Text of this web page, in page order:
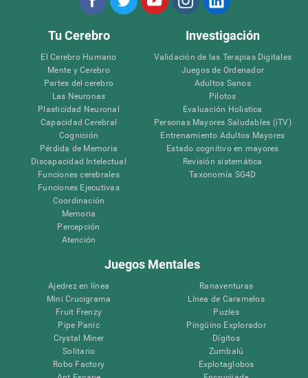
Tu Cerebro
El Cerebro Humano
Mente y Cerebro
Partes del cerebro
Las Neuronas
Plasticidad Neuronal
Capacidad Cerebral
Cognición
Pérdida de Memoria
Discapacidad Intelectual
Funciones cerebrales
Funciones Ejecutivas
Coordinación
Memoria
Percepción
Atención
Investigación
Validación de las Terapias Digitales
Juegos de Ordenador
Adultos Sanos
Pilotos
Evaluación Holistica
Personas Mayores Saludables (iTV)
Entrenamiento Adultos Mayores
Estado cognitivo en mayores
Revisión sistemática
Taxonomía SG4D
Juegos Mentales
Ajedrez en línea
Mini Crucigrama
Fruit Frenzy
Pipe Panic
Crystal Miner
Solitario
Robo Factory
Ranaventuras
Línea de Caramelos
Puzles
Pingüino Explorador
Dígitos
Zumbalú
Explotaglobos